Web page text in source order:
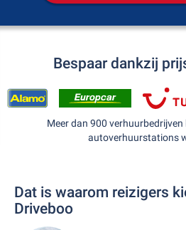
Bespaar dankzij
Meer dan 900
autoverhuurstations
Dat is waarom reizigers
Driveboo